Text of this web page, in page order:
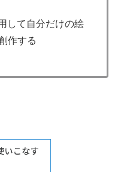
して自分だけの絵
作する